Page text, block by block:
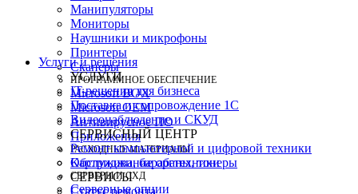
Манипуляторы
Мониторы
Наушники и микрофоны
Принтеры
Сканеры
ПРОГРАММНОЕ ОБЕСПЕЧЕНИЕ
Microsoft BOX
Microsoft OEM
Антивирусное ПО
Приложения
РАСХОДНЫЕ МАТЕРИАЛЫ
Картриджи, барабаны, тонеры
СЕРВЕРЫ И СХД
Серверные опции
Услуги и решения
УСЛУГИ
IT-решения для бизнеса
Поставка и сопровождение 1C
Видеонаблюдение и СКУД
СЕРВИСНЫЙ ЦЕНТР
Ремонт компьютерной и цифровой техники
Обслуживание оргтехники
СЕРВИСЫ
Статус ремонта